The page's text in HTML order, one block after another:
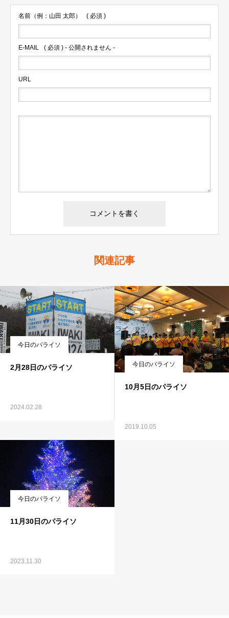
名前（例：山田 太郎） ( 必須 )
E-MAIL ( 必須 ) - 公開されません -
URL
関連記事
今日のパライソ
2月28日のパライソ
2024.02.28
今日のパライソ
10月5日のパライソ
2019.10.05
今日のパライソ
11月30日のパライソ
2023.11.30